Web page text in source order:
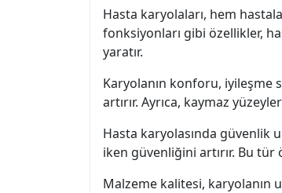
Hasta karyolaları, hem
fonksiyonları gibi özellikler,
yaratır.
Karyolanın konforu, iyileşme
artırır. Ayrıca, kaymaz
Hasta karyolasında güvenlik
iken güvenliğini artırır. Bu
Malzeme kalitesi, karyolanın